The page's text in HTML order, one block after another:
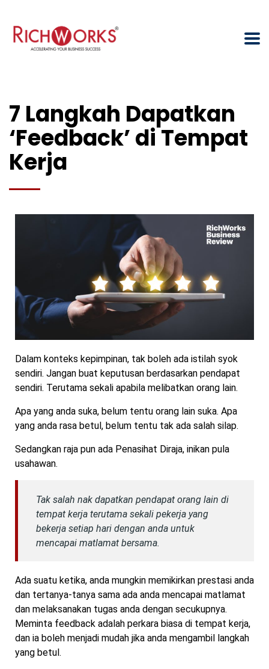
7 Langkah Dapatkan
‘Feedback’ di Tempat
Kerja
Dalam konteks kepimpinan, tak boleh ada istilah syok
sendiri. Jangan buat keputusan berdasarkan pendapat
sendiri. Terutama sekali apabila melibatkan orang lain.
Apa yang anda suka, belum tentu orang lain suka. Apa
yang anda rasa betul, belum tentu tak ada salah silap.
Sedangkan raja pun ada Penasihat Diraja, inikan pula
usahawan.
Tak salah nak dapatkan pendapat orang lain di
tempat kerja terutama sekali pekerja yang
bekerja setiap hari dengan anda untuk
mencapai matlamat bersama.
Ada suatu ketika, anda mungkin memikirkan prestasi anda
dan tertanya-tanya sama ada anda mencapai matlamat
dan melaksanakan tugas anda dengan secukupnya.
Meminta feedback adalah perkara biasa di tempat kerja,
dan ia boleh menjadi mudah jika anda mengambil langkah
yang betul.